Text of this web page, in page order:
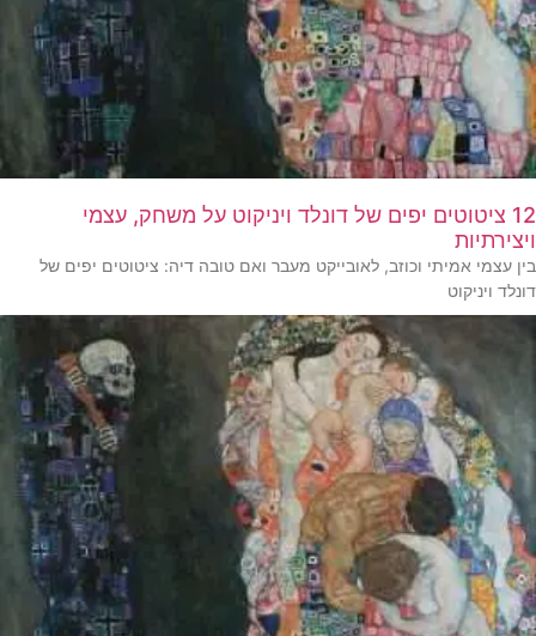
12 ציטוטים יפים של דונלד ויניקוט על משחק, עצמי
ויצירתיות
בין עצמי אמיתי וכוזב, לאובייקט מעבר ואם טובה דיה: ציטוטים יפים של
דונלד ויניקוט